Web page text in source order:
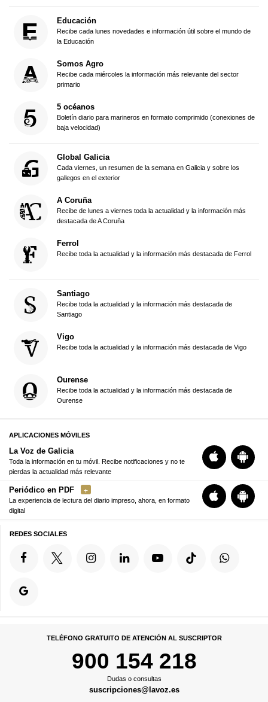
Educación
Recibe cada lunes novedades e información útil sobre el mundo de
la Educación
Somos Agro
Recibe cada miércoles la información más relevante del sector
primario
5 océanos
Boletín diario para marineros en formato comprimido (conexiones de
baja velocidad)
Global Galicia
Cada viernes, un resumen de la semana en Galicia y sobre los
gallegos en el exterior
A Coruña
Recibe de lunes a viernes toda la actualidad y la información más
destacada de A Coruña
Ferrol
Recibe toda la actualidad y la información más destacada de Ferrol
Santiago
Recibe toda la actualidad y la información más destacada de
Santiago
Vigo
Recibe toda la actualidad y la información más destacada de Vigo
Ourense
Recibe toda la actualidad y la información más destacada de
Ourense
APLICACIONES MÓVILES
La Voz de Galicia
Toda la información en tu móvil. Recibe notificaciones y no te
pierdas la actualidad más relevante
Periódico en PDF
La experiencia de lectura del diario impreso, ahora, en formato
digital
REDES SOCIALES
TELÉFONO GRATUITO DE ATENCIÓN AL SUSCRIPTOR
900 154 218
Dudas o consultas
suscripciones@lavoz.es